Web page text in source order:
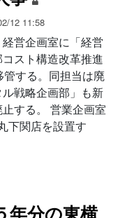
12 11:58
営企画室に「経営
スト構造改革推進
する。同担当は廃
戦略企画部」も新
する。 営業企画室
下関店を設置す